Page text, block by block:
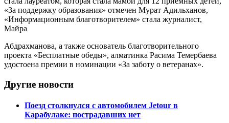
«За поддержку образования» отмечен Мурат Адильханов,
«Информационным благотворителем» стала журналист,
Майра
Абдрахманова, а также основатель благотворительного
проекта «Бесплатные обеды», алматинка Расима Темербаева
удостоена премии в номинации «За заботу о ветеранах».
Другие новости
Поезд столкнулся с автомобилем Jetour в
Карабулаке: пострадавших нет